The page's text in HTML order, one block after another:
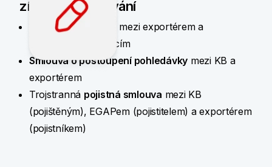
získání financování
Obchodní kontrakt
mezi exportérem a
zahraničním kupujícím
Smlouva o postoupení pohledávky mezi KB a
exportérem
Trojstranná pojistná smlouva mezi KB
(pojištěným), EGAPem (pojistitelem) a exportérem
(pojistníkem)